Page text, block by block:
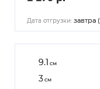
Дата отгрузки: завтра
9.1 см
3см